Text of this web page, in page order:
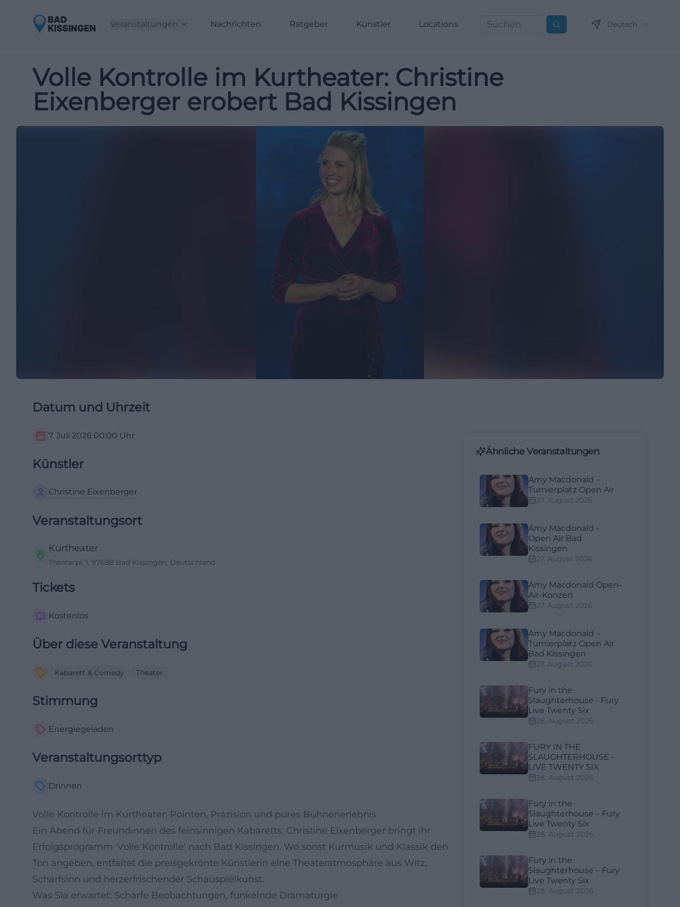
Veranstaltungen Nachrichten Ratgeber Künstler Locations Suchen Deutsch
Volle Kontrolle im Kurtheater: Christine
Eixenberger erobert Bad Kissingen
Datum und Uhrzeit
7. Juli 2026 00:00 Uhr
Künstler
Christine Eixenberger
Veranstaltungsort
Kurtheater
Theaterpl. 1, 97688 Bad Kissingen, Deutschland
Tickets
Kostenlos
Über diese Veranstaltung
Kabarett & Comedy Theater
Stimmung
Energiegeladen
Veranstaltungsorttyp
Drinnen
Volle Kontrolle im Kurtheater: Pointen, Präzision und pures Bühnenerlebnis
Ein Abend für Freundinnen des feinsinnigen Kabaretts: Christine Eixenberger bringt ihr
Erfolgsprogramm 'Volle Kontrolle' nach Bad Kissingen. Wo sonst Kurmusik und Klassik den
Ton angeben, entfaltet die preisgekrönte Künstlerin eine Theateratmosphäre aus Witz,
Scharfsinn und herzerfrischender Schauspielkunst.
Was Sie erwartet: Scharfe Beobachtungen, funkelnde Dramaturgie
Ähnliche Veranstaltungen
Amy Macdonald –
Turnierplatz Open Air
27. August 2026
Amy Macdonald -
Open Air Bad
Kissingen
27. August 2026
Amy Macdonald Open-
Air-Konzert
27. August 2026
Amy Macdonald –
Turnierplatz Open Air
Bad Kissingen
27. August 2026
Fury in the
Slaughterhouse - Fury
Live Twenty Six
28. August 2026
FURY IN THE
SLAUGHTERHOUSE -
LIVE TWENTY SIX
28. August 2026
Fury in the
Slaughterhouse – Fury
Live Twenty Six
28. August 2026
Fury in the
Slaughterhouse – Fury
Live Twenty Six
28. August 2026